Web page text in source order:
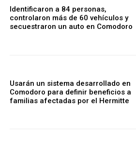
Identificaron a 84 personas,
controlaron más de 60 vehículos y
secuestraron un auto en Comodoro
Usarán un sistema desarrollado en
Comodoro para definir beneficios a
familias afectadas por el Hermitte